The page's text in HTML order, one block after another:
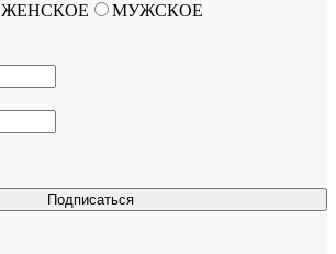
Подписаться
ЖЕНСКОЕ МУЖСКОЕ